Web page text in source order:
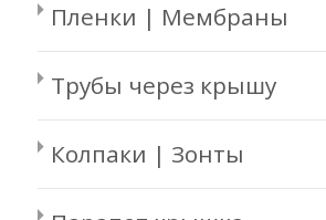
Пленки | Мембраны
Трубы через крышу
Колпаки | Зонты